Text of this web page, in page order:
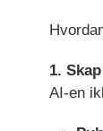
1.
AI-en